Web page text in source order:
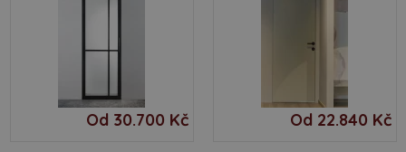
Od 30.700 Kč Od 22.840 Kč